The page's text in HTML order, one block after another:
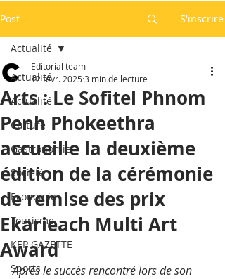
Post S'inscrire
Actualité
Actualité
Culture
Gastronomie
Société
Economie
Tourisme
KEP GAZETTE
Sports
Actualité
Arts : Le Sofitel Phnom
Penh Phokeethra
accueille la deuxième
édition de la cérémonie
de remise des prix
Ekarieach Multi Art
Award
Editorial team
12 févr. 2025 3 min de lecture
Après le succès rencontré lors de son